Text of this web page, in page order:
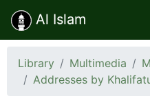
Al Islam
Library Multimedia
Addresses by